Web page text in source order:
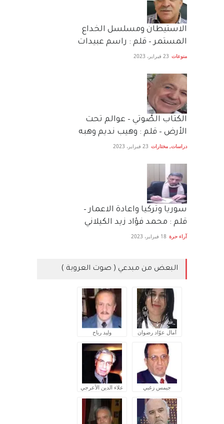
الاستيطان ومسلسل الخداع
المستمر – قلم : راسم عبيدات
منوعات 23 فبراير، 2023
الكتاب الصَّوتي – عوالم تحت
الأرض – قلم : وهيب نديم وهبه
دراسات, مختارات 23 فبراير، 2023
سوريا وتركيا واعادة الاعمار –
قلم : محمد فؤاد زيد الكيلاني
آراء حرة 18 فبراير، 2023
البعض من مبدعي ( صوت العروبة )
آمال عوّاد رضوان وليد رباح
جيمس زغبي علاء الدين الأعرجي